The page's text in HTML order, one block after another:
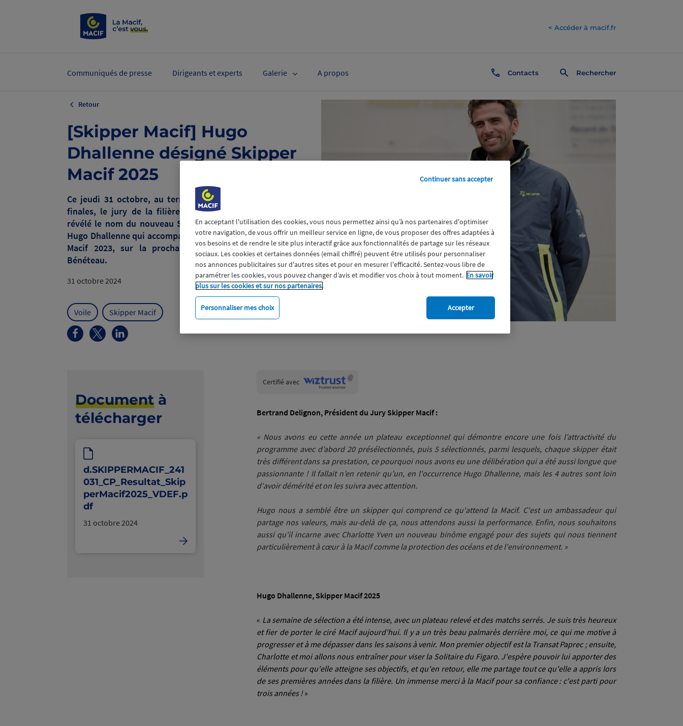
< Accéder à macif.fr
Contacts Rechercher
Communiqués de presse Dirigeants et experts Galerie A propos
Retour
[Skipper Macif] Hugo
Dhallenne désigné Skipper
Macif 2025
Ce jeudi 31 octobre, au terme d’une semaine d’épreuves
finales, le jury de la filière d’excellence Skipper Macif a
révélé le nom du nouveau Skipper Macif 2025. C’est donc
Hugo Dhallenne qui accompagnera Charlotte Yven, Skipper
Macif 2023, sur la prochaine saison du circuit Figaro
Bénéteau.
31 octobre 2024
Voile Skipper Macif
Document à
télécharger
d.SKIPPERMACIF_241
031_CP_Resultat_Skip
perMacif2025_VDEF.p
df
31 octobre 2024
Certifié avecWiztrust
trusted
Bertrand Delignon, Président du Jury Skipper Macif :
« Nous avons eu cette année un plateau exceptionnel qui démontre encore une fois l’attractivité du
programme avec d’abord 20 présélectionnés, puis 5 sélectionnés, parmi lesquels, chaque skipper était
très différent dans sa prestation, ce pourquoi nous avons eu une délibération qui a été aussi longue que
passionnante ! Il fallait n’en retenir qu’un, en l'occurrence Hugo Dhallenne, mais les 4 autres sont loin
d'avoir démérité et on les suivra avec attention.
Hugo nous a semblé être un skipper qui comprend ce qu'attend la Macif. C'est un ambassadeur qui
partage nos valeurs, mais au-delà de ça, nous attendons aussi la performance. Enfin, nous souhaitons
aussi qu'il incarne avec Charlotte Yven un nouveau binôme engagé pour des sujets qui nous tiennent
particulièrement à cœur à la Macif comme la protection des océans et de l'environnement. »
Hugo Dhallenne, Skipper Macif 2025
« La semaine de sélection a été intense, avec un plateau relevé et des matchs serrés. Je suis très heureux
et fier de porter le ciré Macif aujourd'hui. Il y a un très beau palmarès derrière moi, ce qui me motive à
progresser et à me dépasser dans les saisons à venir. Mon premier objectif est la Transat Paprec ; ensuite,
Charlotte et moi allons nous entraîner pour viser la Solitaire du Figaro. J'espère pouvoir lui apporter des
éléments pour qu'elle atteigne ses objectifs, et qu'en retour, elle me partage tout ce qu'elle a appris lors
de ses premières années dans la filière. Un immense merci àlaMacif pour sa confiance : c'est parti pour
trois années !»
En acceptant l'utilisation des cookies, vous nous permettez ainsi qu’à nos partenaires d'optimiser
votre navigation, de vous offrir un meilleur service en ligne, de vous proposer des offres adaptées à
vos besoins et de rendre le site plus interactif grâce aux fonctionnalités de partage sur les réseaux
sociaux. Les cookies et certaines données (email chiffré) peuvent être utilisés pour personnaliser
nos annonces publicitaires sur d'autres sites et pour en mesurer l'efficacité. Sentez-vous libre de
paramétrer les cookies, vous pouvez changer d’avis et modifier vos choix à tout moment. En savoir
plus sur les cookies et sur nos partenaires.
Personnaliser mes choix
Continuer sans accepter
Accepter